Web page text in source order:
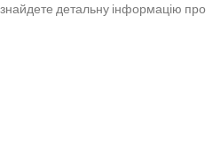
детальну інформацію про